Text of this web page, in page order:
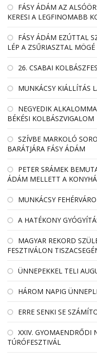
FÁSY ÁDÁM AZ
KERESI A LEGFINOMABB
FÁSY ÁDÁM EZÚTTAL
LÉP A ZSŰRIASZTAL MÖGÉ
26. CSABAI
MUNKÁCSY KIÁLLÍTÁS
NEGYEDIK
BÉKÉSI KOLBÁSZVIGALOM
SZÍVBE MARKOLÓ
BARÁTJÁRA FÁSY ÁDÁM
PETER SRÁMEK
ÁDÁM MELLETT A
MUNKÁCSY
A HATÉKONY
MAGYAR REKORD
FESZTIVÁLON
ÜNNEPEKKEL TELI
HÁROM NAPIG
ERRE SENKI SE
XXIV. GYOMAENDRŐDI
TÚRÓFESZTIVÁL